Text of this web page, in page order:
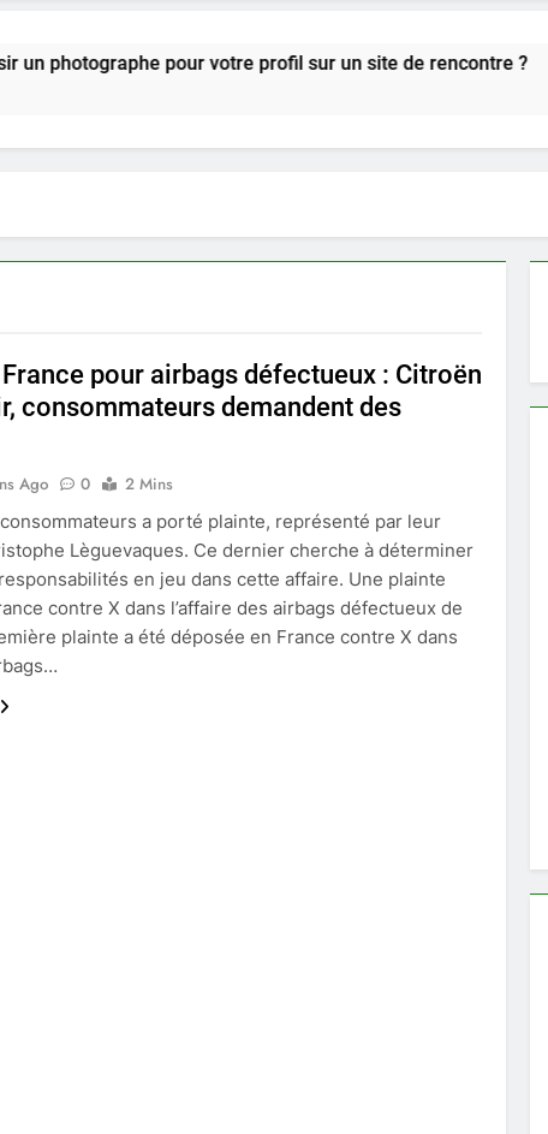
pour votre profil sur un site de rencontre ?
pour airbags défectueux : Citroën
consommateurs demandent des
Ago 0
2 Mins
a porté plainte, représenté par leur
Lèguevaques. Ce dernier cherche à déterminer
en jeu dans cette affaire. Une plainte
contre X dans l’affaire des airbags défectueux de
plainte a été déposée en France contre X dans